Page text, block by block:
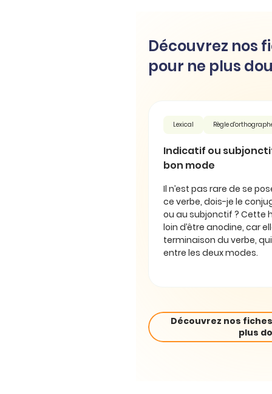
Découvrez nos
pour ne plus
Lexical Règle
Indicatif ou
bon mode
Il n’est pas rare de se
ce verbe, dois-je le
ou au subjonctif ? Cette
loin d’être anodine, car
terminaison du verbe,
entre les deux modes.
Découvrez nos
plus